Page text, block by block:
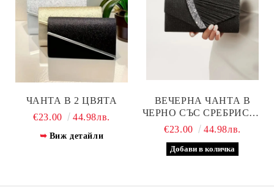
ЧАНТА В 2 ЦВЯТА
€23.00
44.98лв.
Виж детайли
ВЕЧЕРНА ЧАНТА В
ЧЕРНО СЪС СРЕБРИСТА
ЛЕНТА
€23.00 44.98лв.